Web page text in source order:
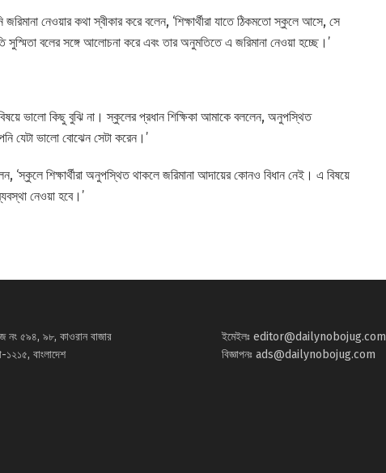
জরিমানা নেওয়ার কথা স্বীকার করে বলেন, ‘শিক্ষার্থীরা যাতে ঠিকমতো স্কুলে আসে, সে
সুস্মিতা বলের সঙ্গে আলোচনা করে এবং তার অনুমতিতে এ জরিমানা নেওয়া হচ্ছে।’
ভালো কিছু বুঝি না। স্কুলের প্রধান শিক্ষিকা আমাকে বললেন, অনুপস্থিত
যেটা ভালো বোঝেন সেটা করেন।’
‘স্কুলে শিক্ষার্থীরা অনুপস্থিত থাকলে জরিমানা আদায়ের কোনও বিধান নেই। এ বিষয়ে
নেওয়া হবে।’
নং ৫৯৪, ৯৮, কাওরান বাজার
১২১৫, বাংলাদেশ
ইমেইলঃ editor@dailynobojug.com
বিজ্ঞাপনঃ ads@dailynobojug.com